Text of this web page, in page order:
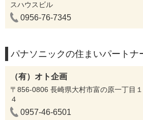
スハウスビル
0956-76-7345
パナソニックの住まいパートナ
（有）オト企画
〒856-0806 長崎県大村市富の原一丁目
４
0957-46-6501